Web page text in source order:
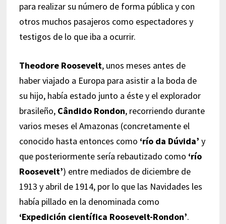
para realizar su número de forma pública y con
otros muchos pasajeros como espectadores y
testigos de lo que iba a ocurrir.
Theodore Roosevelt, unos meses antes de
haber viajado a Europa para asistir a la boda de
su hijo, había estado junto a éste y el explorador
brasileño, Cândido Rondon, recorriendo durante
varios meses el Amazonas (concretamente el
conocido hasta entonces como ‘río da Dúvida’ y
que posteriormente sería rebautizado como ‘río
Roosevelt’) entre mediados de diciembre de
1913 y abril de 1914, por lo que las Navidades les
había pillado en la denominada como
‘Expedición científica Roosevelt-Rondon’.